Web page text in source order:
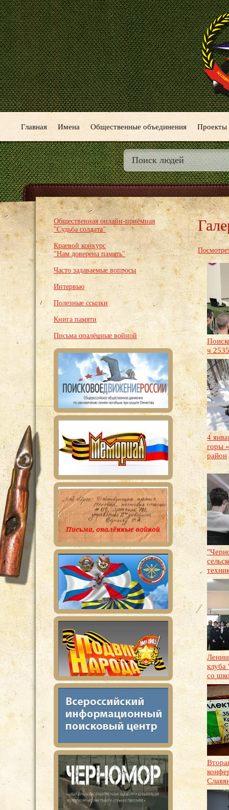
Главная Имена Общественные объединения Проекты
Общественная онлайн-приёмная
"Судьба солдата"
Краевой конкурс
"Нам доверена память"
Часто задаваемые вопросы
Интервью
Полезные ссылки
Книга памяти
Письма опалённые войной
ч
4
горы
район
клуба
со